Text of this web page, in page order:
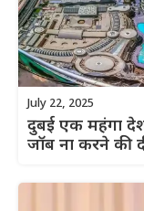
July 22, 2025
दुबई एक महंगा
जॉब ना करने की